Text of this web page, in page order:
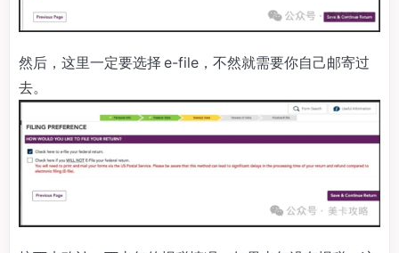
然后，这里一定要选择 e-file，不然就需要你自己邮寄过
去。